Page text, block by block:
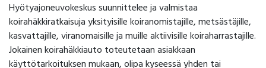
Hyötyajoneuvokeskus suunnittelee ja valmistaa
koirahäkkiratkaisuja yksityisille koiranomistajille, metsästäjille,
kasvattajille, viranomaisille ja muille aktiivisille koiraharrastajille.
Jokainen koirahäkkiauto toteutetaan asiakkaan
käyttötarkoituksen mukaan, olipa kyseessä yhden tai